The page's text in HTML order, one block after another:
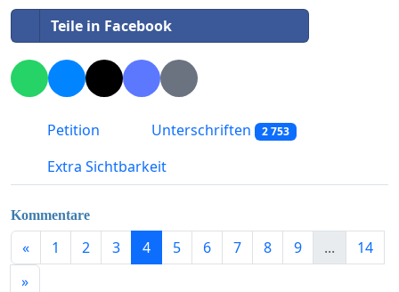
Teile in Facebook
Petition Unterschriften 2 753
Extra Sichtbarkeit
Kommentare
« 1 2 3 4 5 6 7 8 9 ...
14
»